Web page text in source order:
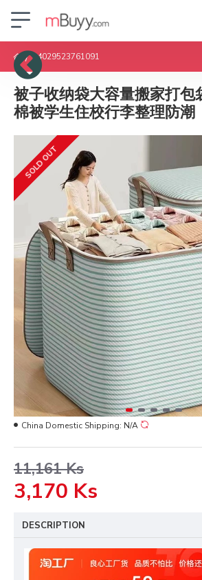
14029523761091
被子收纳袋大容量搬家打包
棉被学生住校行李整理防潮
SOLD OUT
11,161 Ks
3,170 Ks
China Domestic Shipping: N/A
DESCRIPTION